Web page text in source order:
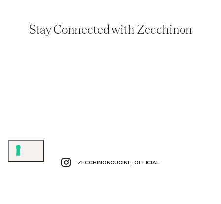
Stay Connected with Zecchinon
ZECCHINONCUCINE_OFFICIAL